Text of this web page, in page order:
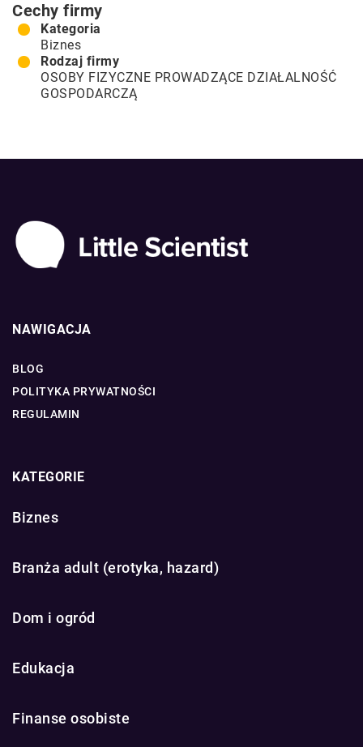
Cechy firmy
Kategoria
Biznes
Rodzaj firmy
OSOBY FIZYCZNE PROWADZĄCE DZIAŁALNOŚĆ
GOSPODARCZĄ
NAWIGACJA
BLOG
POLITYKA PRYWATNOŚCI
REGULAMIN
KATEGORIE
Biznes
Branża adult (erotyka, hazard)
Dom i ogród
Edukacja
Finanse osobiste